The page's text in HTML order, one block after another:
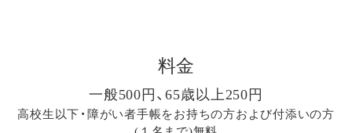
料金
一般500円、65歳以上250円
高校生以下・障がい者手帳をお持ちの方および付添いの方